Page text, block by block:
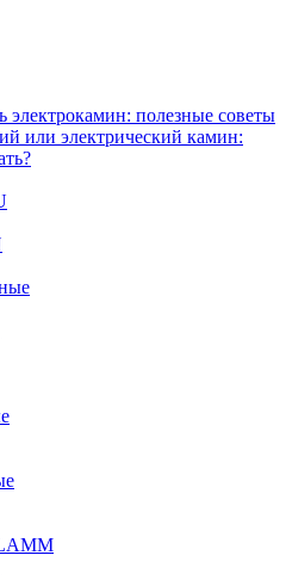
электрокамин: полезные советы
или электрический камин: